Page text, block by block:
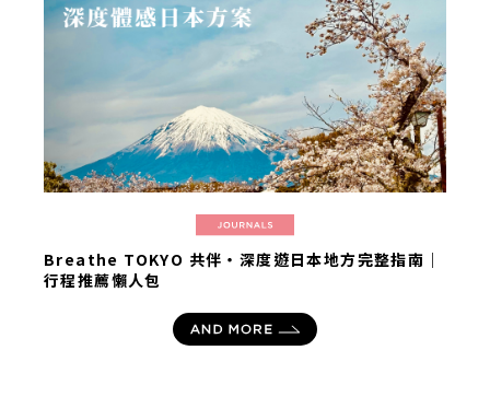
Breathe TOKYO 共伴・深度遊日本地方完整指南｜
行程推薦懶人包